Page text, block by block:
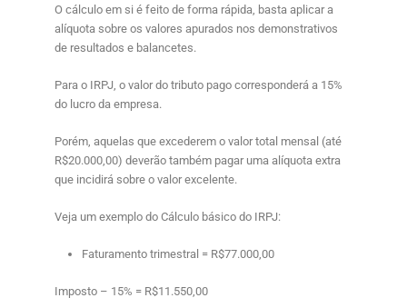
O cálculo em si é feito de forma rápida, basta aplicar a
alíquota sobre os valores apurados nos demonstrativos
de resultados e balancetes.
Para o IRPJ, o valor do tributo pago corresponderá a 15%
do lucro da empresa.
Porém, aquelas que excederem o valor total mensal (até
R$20.000,00) deverão também pagar uma alíquota extra
que incidirá sobre o valor excelente.
Veja um exemplo do Cálculo básico do IRPJ:
Faturamento trimestral = R$77.000,00
Imposto – 15% = R$11.550,00